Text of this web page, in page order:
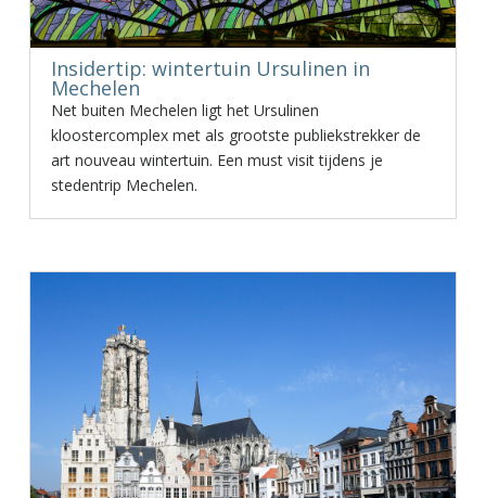
Insidertip: wintertuin Ursulinen in
Mechelen
Net buiten Mechelen ligt het Ursulinen
kloostercomplex met als grootste publiekstrekker de
art nouveau wintertuin. Een must visit tijdens je
stedentrip Mechelen.